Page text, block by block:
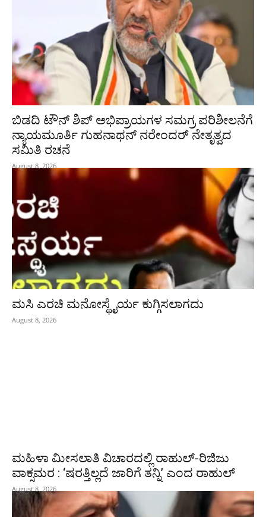
ಬಿಡದಿ ಟೌನ್ ಶಿಪ್ ಅಭಿಪ್ರಾಯಗಳ ಸಮಗ್ರ ಪರಿಶೀಲನೆಗೆ
ನ್ಯಾಯಮೂರ್ತಿ ಗುಹನಾಥನ್ ನರೇಂದರ್ ನೇತೃತ್ವದ
ಸಮಿತಿ ರಚನೆ
August 8, 2026
ಮಸಿ ಎರಚಿ ಮನೋಸ್ಥೈರ್ಯ ಕುಗ್ಗಿಸಲಾಗದು
August 8, 2026
ಮಹಿಳಾ ಮೀಸಲಾತಿ ವಿಚಾರದಲ್ಲಿ ರಾಹುಲ್‌-ರಿಜಿಜು
ವಾಕ್ಸಮರ : ‘ಷರತ್ತಿಲ್ಲದೆ ಜಾರಿಗೆ ತನ್ನಿ’ ಎಂದ ರಾಹುಲ್‌
August 8, 2026